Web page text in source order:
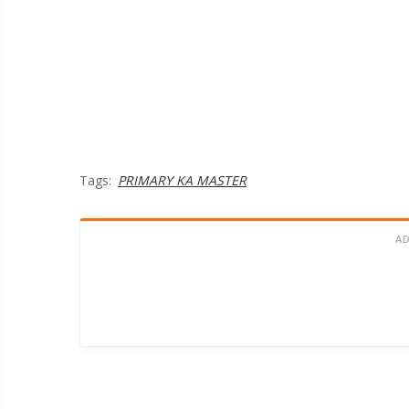
Tags: PRIMARY KA MASTER